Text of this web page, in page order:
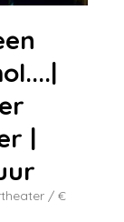
|
/ €